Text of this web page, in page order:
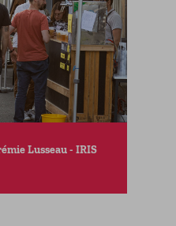
Lusseau - IRIS